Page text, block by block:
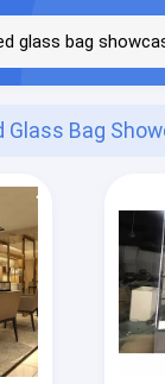
Glass Bag